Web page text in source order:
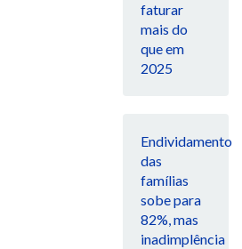
faturar
mais do
que em
2025
Endividamento
das
famílias
sobe para
82%, mas
inadimplência